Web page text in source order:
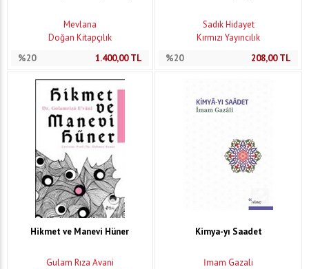
Mevlana
Doğan Kitapçılık
%20
1.400,00TL
Sadık Hidayet
Kırmızı Yayıncılık
%20
208,00TL
Hikmet ve Manevi Hüner
Gulam Rıza Avani
Kimya-yı Saadet
İmam Gazali